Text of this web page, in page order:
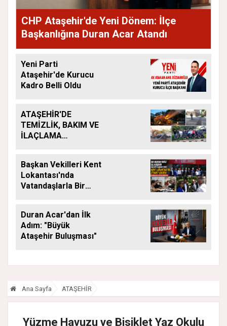
CHP Ataşehir'de Yeni Dönem: İlçe
Başkanlığına Duran Acar Atandı
Yeni Parti
Ataşehir'de Kurucu
Kadro Belli Oldu
ATAŞEHİR'DE
TEMİZLİK, BAKIM VE
İLAÇLAMA
Başkan Vekilleri Kent
Lokantası'nda
Vatandaşlarla Bir
Duran Acar'dan İlk
Adım: "Büyük
Ataşehir Buluşması"
Ana Sayfa ATAŞEHİR
Yüzme Havuzu ve Bisiklet Yaz Okulu